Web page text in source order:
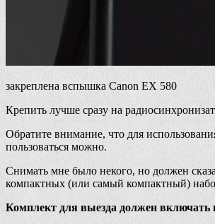
закреплена вспышка Canon EX 580
Крепить лучше сразу на
Обратите внимание, что для
пользоваться можно.
Снимать мне было некого, но должен
компактных (или самый компактный)
Комплект для выезда должен включать